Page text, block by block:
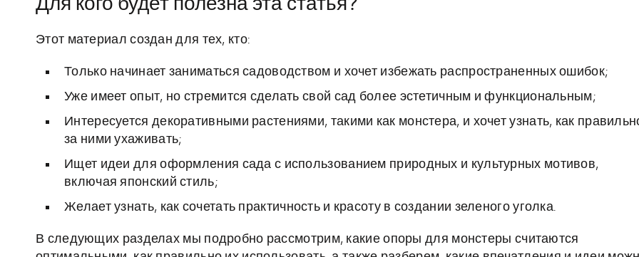
Для кого будет полезна эта статья?
Этот материал создан для тех, кто:
Только начинает заниматься садоводством и хочет избежать распространенных ошибок;
Уже имеет опыт, но стремится сделать свой сад более эстетичным и функциональным;
Интересуется декоративными растениями, такими как монстера, и хочет узнать, как
за ними ухаживать;
Ищет идеи для оформления сада с использованием природных и культурных мотивов,
включая японский стиль;
Желает узнать, как сочетать практичность и красоту в создании зеленого уголка.
В следующих разделах мы подробно рассмотрим, какие опоры для монстеры считаются